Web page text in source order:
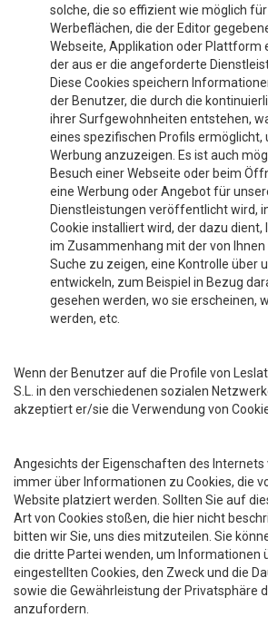
solche, die so effizient wie möglich
Werbeflächen, die der Editor
Webseite, Applikation oder Plattform
der aus er die angeforderte
Diese Cookies speichern
der Benutzer, die durch die
ihrer Surfgewohnheiten entstehen,
eines spezifischen Profils ermöglicht,
Werbung anzuzeigen. Es ist auch
Besuch einer Webseite oder beim
eine Werbung oder Angebot für
Dienstleistungen veröffentlicht wird,
Cookie installiert wird, der dazu dient,
im Zusammenhang mit der von
Suche zu zeigen, eine Kontrolle über
entwickeln, zum Beispiel in Bezug
gesehen werden, wo sie erscheinen,
werden, etc.
Wenn der Benutzer auf die Profile von
S.L. in den verschiedenen sozialen
akzeptiert er/sie die Verwendung von
Angesichts der Eigenschaften des
immer über Informationen zu Cookies, die
Website platziert werden. Sollten Sie auf
Art von Cookies stoßen, die hier nicht
bitten wir Sie, uns dies mitzuteilen. Sie
die dritte Partei wenden, um Informationen
eingestellten Cookies, den Zweck und die
sowie die Gewährleistung der Privatsphäre
anzufordern.